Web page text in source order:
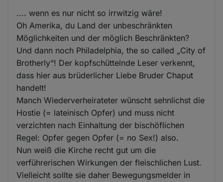
.... wenn es nur nicht so irrwitzig wäre!
Oh Amerika, du Land der unbeschränkten
Möglichkeiten und der möglich Beschränkten?
Und dann noch Philadelphia, the so called „City of
Brotherly“! Der kopfschüttelnde Leser verkennt,
dass hier aus brüderlicher Liebe Bruder Chaput
handelt!
Manch Wiederverheirateter wünscht sehnlichst die
Hostie (= lateinisch Opfer) und muss nicht
verzichten nach Einhaltung der bischöflichen
Regel: Opfer gegen Opfer (= no Sex!) also.
Nun weiß die Kirche recht gut um die
verführerischen Wirkungen der fleischlichen Lust.
Vielleicht sollte sie daher Bewegungsmelder in